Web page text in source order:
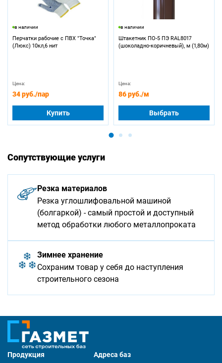
в наличии
Перчатки рабочие с ПВХ "Точка"
(Люкс) 10кл,6 нит
Цена:
34 руб./пар
Купить
в наличии
Штакетник ПО-5 ПЭ RAL8017
(шоколадно-коричневый), м (1,80м)
Цена:
86 руб./м
Выбрать
Сопутствующие услуги
Резка материалов
Резка углошлифовальной машиной
(болгаркой) - самый простой и доступный
метод обработки любого металлопроката
Зимнее хранение
Сохраним товар у себя до наступления
строительного сезона
Продукция Адреса баз